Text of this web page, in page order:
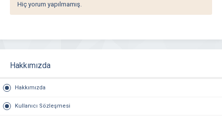
Hiç yorum yapılmamış.
Hakkımızda
Hakkımızda
Kullanıcı Sözleşmesi